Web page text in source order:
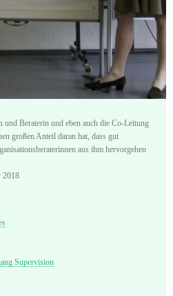
Beraterin und eben auch die Co-Leitung
großen Anteil daran hat, dass gut
aus ihm hervorgehen
2018
Supervision